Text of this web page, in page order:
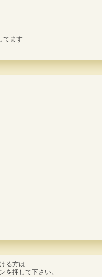
てます
る方は
を押して下さい。